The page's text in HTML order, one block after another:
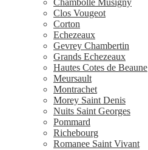
Chambolle Musigny
Clos Vougeot
Corton
Echezeaux
Gevrey Chambertin
Grands Echezeaux
Hautes Cotes de Beaune
Meursault
Montrachet
Morey Saint Denis
Nuits Saint Georges
Pommard
Richebourg
Romanee Saint Vivant